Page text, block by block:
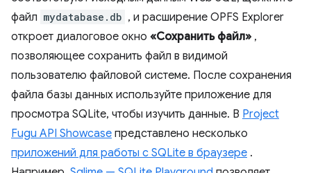
файл mydatabase.db , и расширение OPFS Explorer
откроет диалоговое окно «Сохранить файл» ,
позволяющее сохранить файл в видимой
пользователю файловой системе. После сохранения
файла базы данных используйте приложение для
просмотра SQLite, чтобы изучить данные. В Project
Fugu API Showcase представлено несколько
приложений для работы с SQLite в браузере .